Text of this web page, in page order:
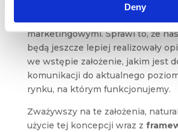
Deny
wzbogacone poprzez połączenie
powszechnie dziś stosowanymi
marketingowymi. Sprawi to, że
będą jeszcze lepiej realizowały
we wstępie założenie, jakim jest
komunikacji do aktualnego
rynku, na którym funkcjonujemy.
Zważywszy na te założenia,
użycie tej koncepcji wraz z